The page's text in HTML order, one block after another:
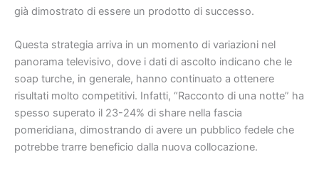
già dimostrato di essere un prodotto di successo.
Questa strategia arriva in un momento di variazioni nel
panorama televisivo, dove i dati di ascolto indicano che le
soap turche, in generale, hanno continuato a ottenere
risultati molto competitivi. Infatti, “Racconto di una notte” ha
spesso superato il 23-24% di share nella fascia
pomeridiana, dimostrando di avere un pubblico fedele che
potrebbe trarre beneficio dalla nuova collocazione.